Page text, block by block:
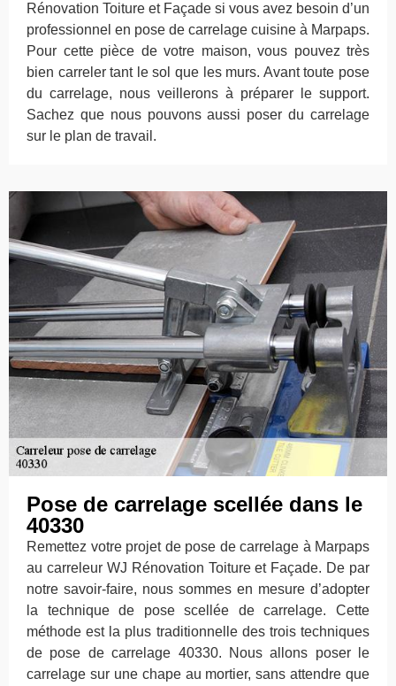
Rénovation Toiture et Façade si vous avez besoin d’un
professionnel en pose de carrelage cuisine à Marpaps.
Pour cette pièce de votre maison, vous pouvez très
bien carreler tant le sol que les murs. Avant toute pose
du carrelage, nous veillerons à préparer le support.
Sachez que nous pouvons aussi poser du carrelage
sur le plan de travail.
Pose de carrelage scellée dans le
40330
Remettez votre projet de pose de carrelage à Marpaps
au carreleur WJ Rénovation Toiture et Façade. De par
notre savoir-faire, nous sommes en mesure d’adopter
la technique de pose scellée de carrelage. Cette
méthode est la plus traditionnelle des trois techniques
de pose de carrelage 40330. Nous allons poser le
carrelage sur une chape au mortier, sans attendre que